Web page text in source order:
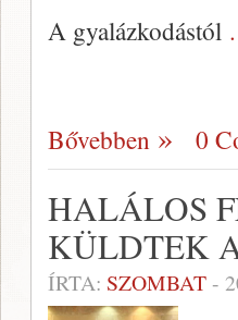
A gyalázkodástól
Bővebben 0
HALÁLOS
KÜLDTEK
ÍRTA: SZOMBAT-